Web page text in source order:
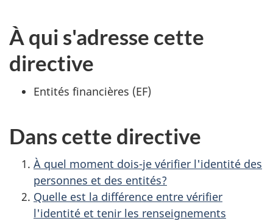
À qui s'adresse cette
directive
Entités financières (EF)
Dans cette directive
À quel moment dois-je vérifier l'identité des
personnes et des entités?
Quelle est la différence entre vérifier
l'identité et tenir les renseignements